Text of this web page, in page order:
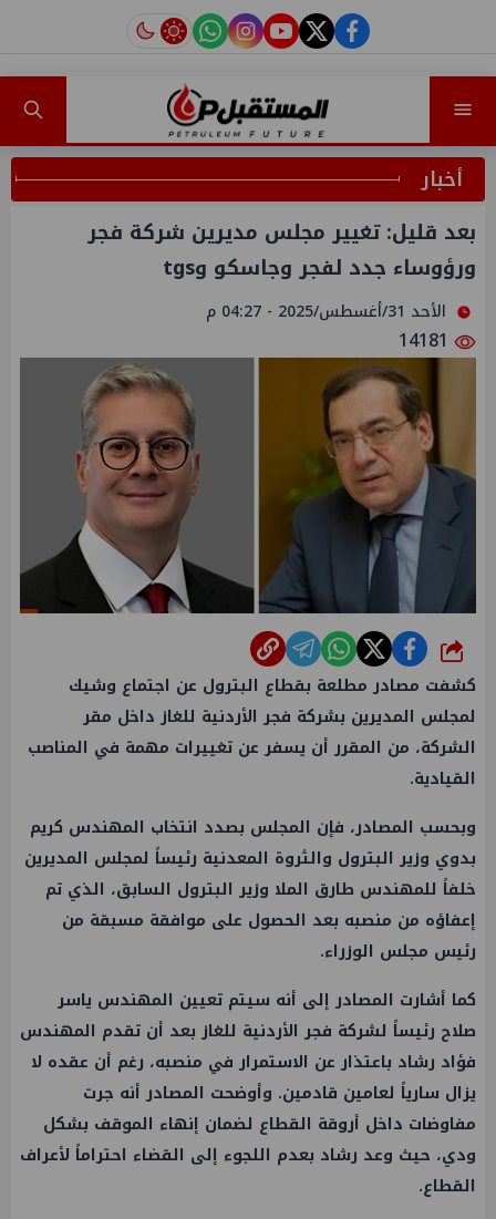
facebook
twitter
youtube
instagram
tiktok
أخبار
بعد قليل: تغيير مجلس مديرين شركة فجر
ورؤوساء جدد لفجر وجاسكو وtgs
الأحد 31/أغسطس/2025 - 04:27 م
شارك
كشفت مصادر مطلعة بقطاع البترول عن اجتماع وشيك
لمجلس المديرين بشركة فجر الأردنية للغاز داخل مقر
الشركة، من المقرر أن يسفر عن تغييرات مهمة في المناصب
القيادية.
وبحسب المصادر، فإن المجلس بصدد انتخاب المهندس كريم
بدوي وزير البترول والثروة المعدنية رئيساً لمجلس المديرين
خلفاً للمهندس طارق الملا وزير البترول السابق، الذي تم
إعفاؤه من منصبه بعد الحصول على موافقة مسبقة من
رئيس مجلس الوزراء.
كما أشارت المصادر إلى أنه سيتم تعيين المهندس ياسر
صلاح رئيساً لشركة فجر الأردنية للغاز بعد أن تقدم المهندس
فؤاد رشاد باعتذار عن الاستمرار في منصبه، رغم أن عقده لا
يزال سارياً لعامين قادمين. وأوضحت المصادر أنه جرت
مفاوضات داخل أروقة القطاع لضمان إنهاء الموقف بشكل
ودي، حيث وعد رشاد بعدم اللجوء إلى القضاء احتراماً لأعراف
القطاع.